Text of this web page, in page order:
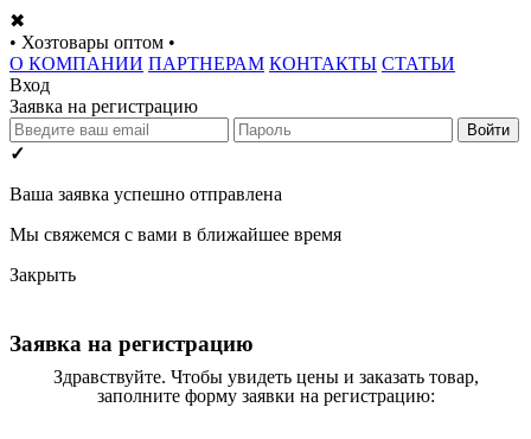
✖
• Хозтовары оптом •
О КОМПАНИИ ПАРТНЕРАМ КОНТАКТЫ СТАТЬИ
Вход
Заявка на регистрацию
Войти
✓
Ваша заявка успешно отправлена
Мы свяжемся с вами в ближайшее время
Закрыть
Заявка на регистрацию
Здравствуйте. Чтобы увидеть цены и заказать товар,
заполните форму заявки на регистрацию: